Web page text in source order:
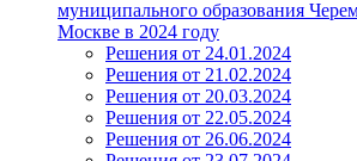
муниципального образования
Москве в 2024 году
Решения от 24.01.2024
Решения от 21.02.2024
Решения от 20.03.2024
Решения от 22.05.2024
Решения от 26.06.2024